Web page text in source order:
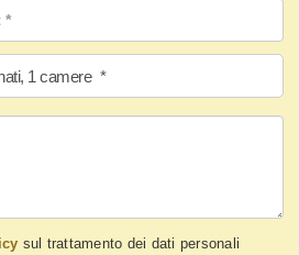
, 1 camere *
sul trattamento dei dati personali